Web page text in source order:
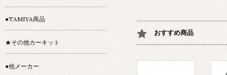
おすすめ商品
●TAMIYA商品
★その他カーキット
●他メーカー